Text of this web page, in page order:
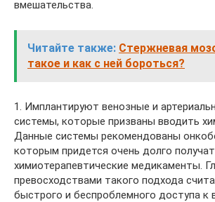
вмешательства.
Читайте также: Стержневая
такое и как с ней бороться?
1. Имплантируют венозные и
системы, которые призваны вводить
Данные системы рекомендованы
которым придется очень долго
химиотерапевтические медикаменты.
превосходствами такого подхода
быстрого и беспроблемного доступа к